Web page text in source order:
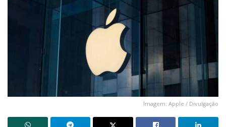
Imagem: Apple / Divulgação